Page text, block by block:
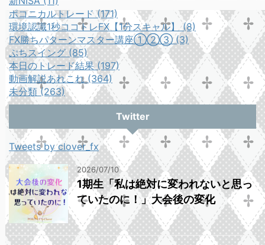
ポコニカルトレード (171)
環境認識1秒ココトレFX【1分スキャル】 (8)
FX勝ちパターンマスター講座①②③ (3)
ぷちスイング (85)
本日のトレード結果 (197)
動画解説あれこれ (364)
未分類 (263)
Twitter
Tweets by clover_fx
2026/07/10
1期生「私は絶対に変われないと思っ
ていたのに！」大会後の変化